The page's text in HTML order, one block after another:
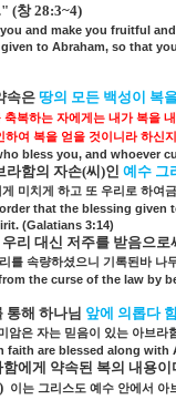
(창28:3~4)
and make you fruitful
to Abraham, so that
속은땅의 모든 백성이 복
축복하는 자에게는 내가 복을
하여 복을 얻을 것이니라 하신
bless you, and whoever
라함의 자손(씨 )인 예수 그
미치게 하고 또 우리로 하여
that the blessing
(Galatians 3:14)
리 대신 저주를 받음으로
를 속량하셨으니 기록된바
the curse of the law by
통해 하나님 앞에 의롭다
암은 자는 믿음이 있는 아브라
faith are blessed along with
함에게 약속된 복의 내용이
이는 그리스도 예수 안에서 아